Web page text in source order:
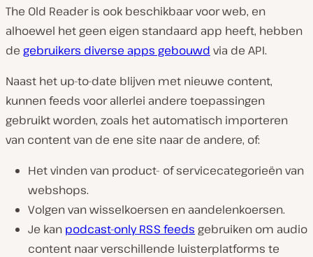
The Old Reader is ook beschikbaar voor web, en
alhoewel het geen eigen standaard app heeft, hebben
de gebruikers diverse apps gebouwd via de API.
Naast het up-to-date blijven met nieuwe content,
kunnen feeds voor allerlei andere toepassingen
gebruikt worden, zoals het automatisch importeren
van content van de ene site naar de andere, of:
Het vinden van product- of servicecategorieën van
webshops.
Volgen van wisselkoersen en aandelenkoersen.
Je kan podcast-only RSS feeds gebruiken om audio
content naar verschillende luisterplatforms te